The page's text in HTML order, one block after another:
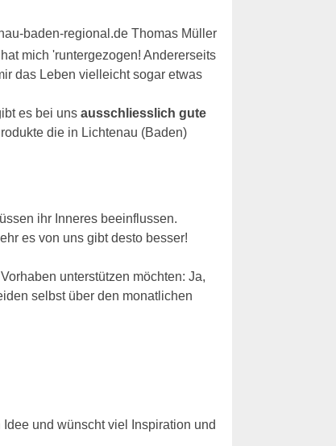
mich 'runtergezogen! Andererseits
das Leben vielleicht sogar etwas
es bei uns ausschliesslich gute
die in Lichtenau (Baden)
ihr Inneres beeinflussen.
es von uns gibt desto besser!
unterstützen möchten: Ja,
selbst über den monatlichen
und wünscht viel Inspiration und